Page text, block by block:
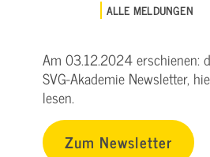
ALLE MELDUNGEN
Am 03.12.2024 erschienen:
SVG-Akademie Newsletter,
lesen.
Zum Newsletter